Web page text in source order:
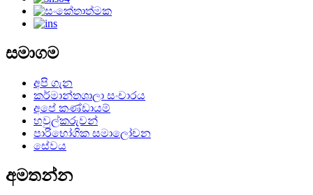
සමාගම
අපි ගැන
කර්මාන්තශාලා සංචාරය
අපේ කණ්ඩායම්
හවුල්කරුවන්
පාරිභෝගික සමාලෝචන
සේවය
අමතන්න